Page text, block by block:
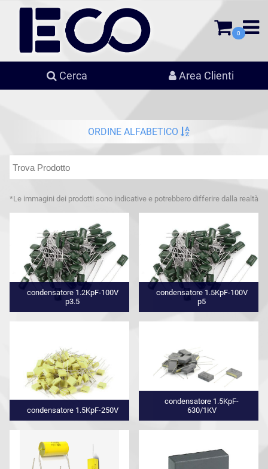
0
Cerca Area Clienti
ORDINE ALFABETICO
*Le immagini dei prodotti sono indicative e potrebbero differire dalla realtà
condensatore 1.2KpF-100V
p3.5
condensatore 1.5KpF-100V
p5
condensatore 1.5KpF-250V
condensatore 1.5KpF-
630/1KV